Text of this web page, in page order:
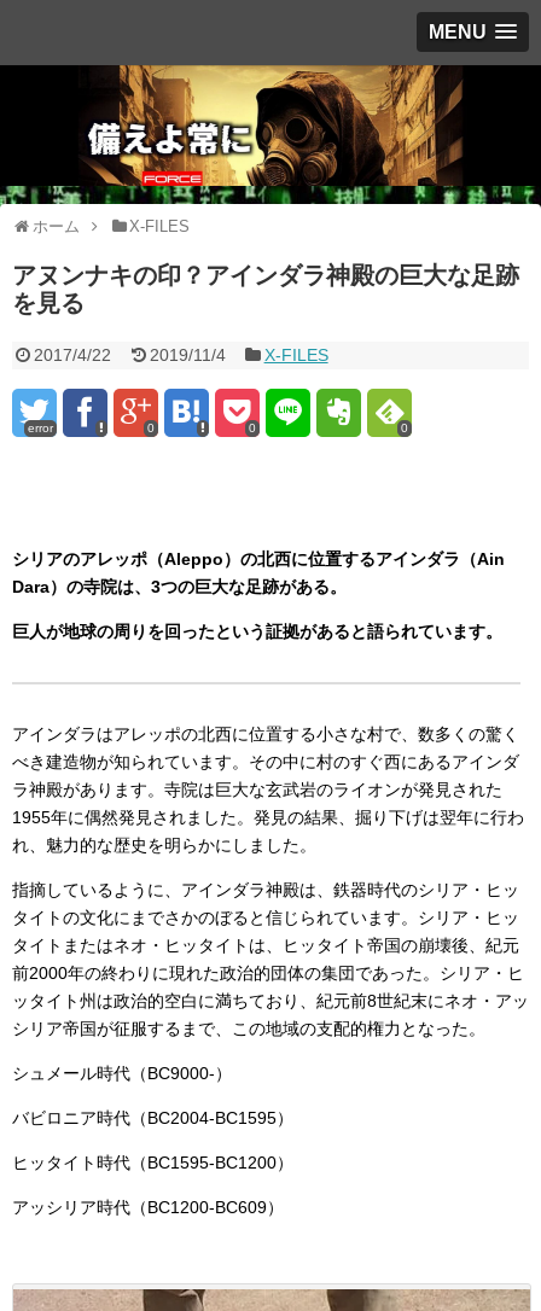
MENU
ホーム X-FILES
アヌンナキの印？アインダラ神殿の巨大な足跡
を見る
2017/4/22 2019/11/4 X-FILES
error 0 0 0
シリアのアレッポ（Aleppo）の北西に位置するアインダラ（Ain
Dara）の寺院は、3つの巨大な足跡がある。
巨人が地球の周りを回ったという証拠があると語られています。
アインダラはアレッポの北西に位置する小さな村で、数多くの驚く
べき建造物が知られています。その中に村のすぐ西にあるアインダ
ラ神殿があります。寺院は巨大な玄武岩のライオンが発見された
1955年に偶然発見されました。発見の結果、掘り下げは翌年に行わ
れ、魅力的な歴史を明らかにしました。
指摘しているように、アインダラ神殿は、鉄器時代のシリア・ヒッ
タイトの文化にまでさかのぼると信じられています。シリア・ヒッ
タイトまたはネオ・ヒッタイトは、ヒッタイト帝国の崩壊後、紀元
前2000年の終わりに現れた政治的団体の集団であった。シリア・ヒ
ッタイト州は政治的空白に満ちており、紀元前8世紀末にネオ・アッ
シリア帝国が征服するまで、この地域の支配的権力となった。
シュメール時代（BC9000-）
バビロニア時代（BC2004-BC1595）
ヒッタイト時代（BC1595-BC1200）
アッシリア時代（BC1200-BC609）